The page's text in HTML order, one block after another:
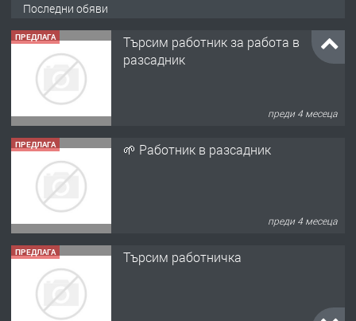
Последни обяви
ПРЕДЛАГА
Търсим работник за работа в
разсадник
преди 4 месеца
ПРЕДЛАГА 🌱 Работник в разсадник
преди 4 месеца
ПРЕДЛАГА Търсим работничка